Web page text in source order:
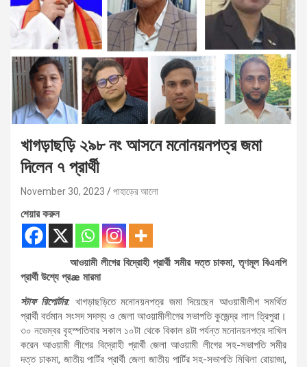
খাগড়াছড়ি ২৯৮ নং আসনে মনোনয়নপত্র জমা
দিলেন ৭ প্রার্থী
November 30, 2023 পাহাড়ের আলো
শেয়ার করুন
আওয়ামী লীগের বিদ্রোহী প্রার্থী সমীর দত্ত চাকমা, তৃণমূল বিএনপি
প্রার্থী উশ্যে প্রæ মারমা
স্টাফ রিপোর্টার: খাগড়াছড়িতে মনোনয়নপত্র জমা দিয়েছেন আওয়ামীলীগ সমর্থিত
প্রার্থী বর্তমান সংসদ সদস্য ও জেলা আওয়ামীলীগের সভাপতি কুজেন্দ্র লাল ত্রিপুরা।
৩০ নভেম্বর বৃহস্পতিবার সকাল ১০টা থেকে বিকাল ৪টা পর্যন্ত মনোনয়নপত্র দাখিল
করেন আওয়ামী লীগের বিদ্রোহী প্রার্থী জেলা আওয়ামী লীগের সহ-সভাপতি সমীর
দত্ত চাকমা, জাতীয় পার্টির প্রার্থী জেলা জাতীয় পার্টির সহ-সভাপতি মিথিলা রোয়াজা,